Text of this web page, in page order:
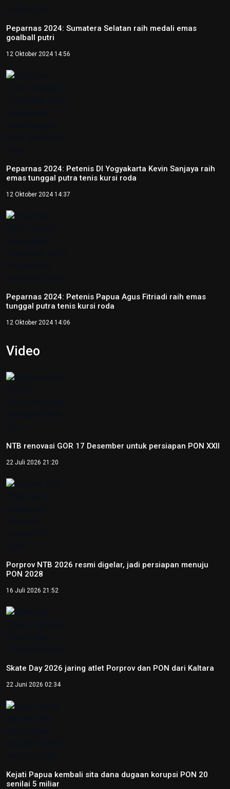
Peparnas 2024: Sumatera Selatan raih medali emas
goalball putri
12 Oktober 2024 14:56
Peparnas 2024: Petenis DI Yogyakarta Kevin Sanjaya raih
emas tunggal putra tenis kursi roda
12 Oktober 2024 14:37
Peparnas 2024: Petenis Papua Agus Fitriadi raih emas
tunggal putra tenis kursi roda
12 Oktober 2024 14:06
Video
NTB renovasi GOR 17 Desember untuk persiapan PON XXII
22 Juli 2026 21:20
Porprov NTB 2026 resmi digelar, jadi persiapan menuju
PON 2028
16 Juli 2026 21:52
Skate Day 2026 jaring atlet Porprov dan PON dari Kaltara
22 Juni 2026 02:34
Kejati Papua kembali sita dana dugaan korupsi PON 20
senilai 5 miliar